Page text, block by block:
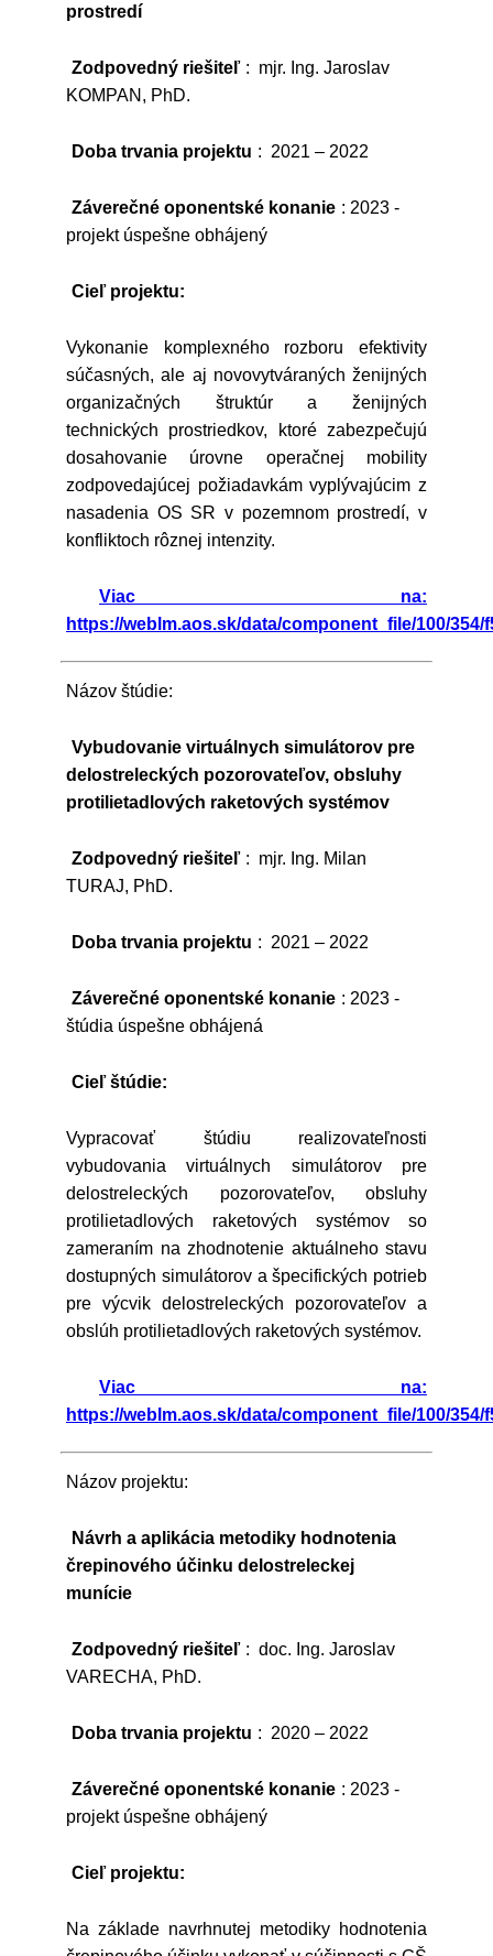
prostredí
Zodpovedný riešiteľ : mjr. Ing. Jaroslav
KOMPAN, PhD.
Doba trvania projektu : 2021 – 2022
Záverečné oponentské konanie : 2023 -
projekt úspešne obhájený
Cieľ projektu:
Vykonanie komplexného rozboru efektivity
súčasných, ale aj novovytváraných ženijných
organizačných štruktúr a ženijných
technických prostriedkov, ktoré zabezpečujú
dosahovanie úrovne operačnej mobility
zodpovedajúcej požiadavkám vyplývajúcim z
nasadenia OS SR v pozemnom prostredí, v
konfliktoch rôznej intenzity.
Viac na:
https://weblm.aos.sk/data/component_file/100/354/
Názov štúdie:
Vybudovanie virtuálnych simulátorov pre
delostreleckých pozorovateľov, obsluhy
protilietadlových raketových systémov
Zodpovedný riešiteľ : mjr. Ing. Milan
TURAJ, PhD.
Doba trvania projektu : 2021 – 2022
Záverečné oponentské konanie : 2023 -
štúdia úspešne obhájená
Cieľ štúdie:
Vypracovať štúdiu realizovateľnosti
vybudovania virtuálnych simulátorov pre
delostreleckých pozorovateľov, obsluhy
protilietadlových raketových systémov so
zameraním na zhodnotenie aktuálneho stavu
dostupných simulátorov a špecifických potrieb
pre výcvik delostreleckých pozorovateľov a
obslúh protilietadlových raketových systémov.
Viac na:
https://weblm.aos.sk/data/component_file/100/354/
Názov projektu:
Návrh a aplikácia metodiky hodnotenia
črepinového účinku delostreleckej
munície
Zodpovedný riešiteľ : doc. Ing. Jaroslav
VARECHA, PhD.
Doba trvania projektu : 2020 – 2022
Záverečné oponentské konanie : 2023 -
projekt úspešne obhájený
Cieľ projektu:
Na základe navrhnutej metodiky hodnotenia